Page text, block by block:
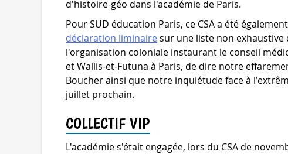
d'histoire-géo dans l'académie de Paris.
Pour SUD éducation Paris, ce CSA a été
déclaration liminairesur une liste non
l'organisation coloniale instaurant le conseil
et Wallis-et-Futuna à Paris, de dire notre
Boucher ainsi que notre inquiétude face à
juillet prochain.
COLLECTIF VIP
L'académie s'était engagée, lors du CSA de